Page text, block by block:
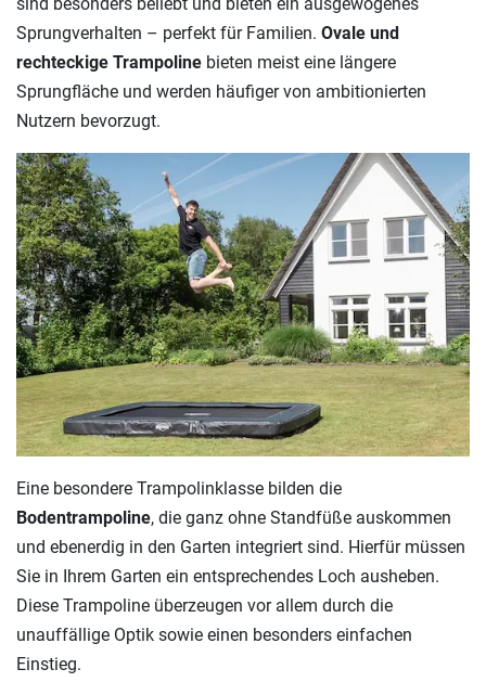
sind besonders beliebt und bieten ein ausgewogenes
Sprungverhalten – perfekt für Familien. Ovale und
rechteckige Trampoline bieten meist eine längere
Sprungfläche und werden häufiger von ambitionierten
Nutzern bevorzugt.
Eine besondere Trampolinklasse bilden die
Bodentrampoline, die ganz ohne Standfüße auskommen
und ebenerdig in den Garten integriert sind. Hierfür müssen
Sie in Ihrem Garten ein entsprechendes Loch ausheben.
Diese Trampoline überzeugen vor allem durch die
unauffällige Optik sowie einen besonders einfachen
Einstieg.